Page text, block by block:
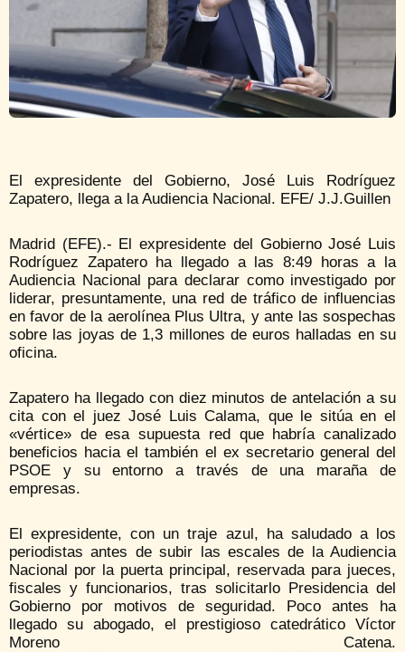
El expresidente del Gobierno, José Luis Rodríguez
Zapatero, llega a la Audiencia Nacional. EFE/ J.J.Guillen
Madrid (EFE).- El expresidente del Gobierno José Luis
Rodríguez Zapatero ha llegado a las 8:49 horas a la
Audiencia Nacional para declarar como investigado por
liderar, presuntamente, una red de tráfico de influencias
en favor de la aerolínea Plus Ultra, y ante las sospechas
sobre las joyas de 1,3 millones de euros halladas en su
oficina.
Zapatero ha llegado con diez minutos de antelación a su
cita con el juez José Luis Calama, que le sitúa en el
«vértice» de esa supuesta red que habría canalizado
beneficios hacia el también el ex secretario general del
PSOE y su entorno a través de una maraña de
empresas.
El expresidente, con un traje azul, ha saludado a los
periodistas antes de subir las escales de la Audiencia
Nacional por la puerta principal, reservada para jueces,
fiscales y funcionarios, tras solicitarlo Presidencia del
Gobierno por motivos de seguridad. Poco antes ha
llegado su abogado, el prestigioso catedrático Víctor
Moreno Catena.